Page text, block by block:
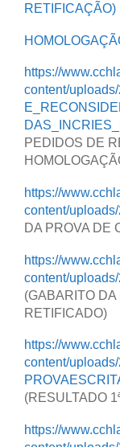
RETIFICAÇÃO)
https://
content/
PEDIDOS DE
https://
content/
DA PROVA DE
https://
content/
(GABARITO
RETIFICADO)
https://
content/
(RESULTADO
https://